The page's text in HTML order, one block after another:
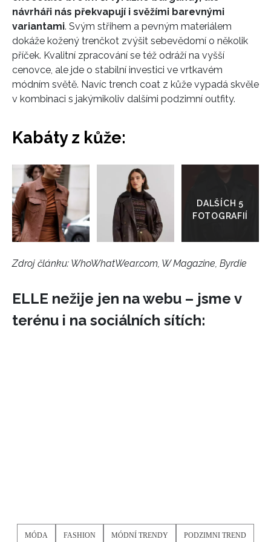
návrháři nás překvapují i svěžími barevnými
variantami. Svým střihem a pevným materiálem
dokáže kožený trenčkot zvýšit sebevědomí o několik
příček. Kvalitní zpracování se též odráží na vyšší
cenovce, ale jde o stabilní investici ve vrtkavém
módním světě. Navíc trench coat z kůže vypadá skvěle
v kombinaci s jakýmikoliv dalšími podzimní outfity.
Kabáty z kůže:
do
galerie
Zdroj článku: WhoWhatWear.com, W Magazine, Byrdie
ELLE nežije jen na webu – jsme v
terénu i na sociálních sítích:
MÓDA FASHION MÓDNÍ TRENDY PODZIMNI TREND